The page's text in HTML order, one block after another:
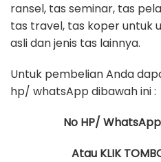
ransel, tas seminar, tas
tas travel, tas koper untuk
asli dan jenis tas lainnya.
Untuk pembelian Anda
hp/ whatsApp dibawah ini :
No HP/
Atau KLIK